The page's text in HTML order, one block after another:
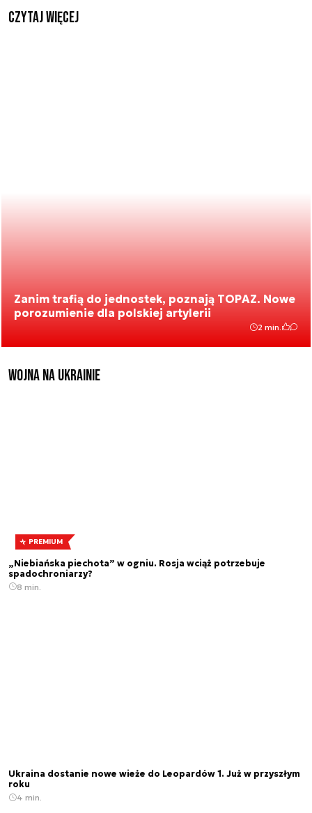
czytaj więcej
Zanim trafią do jednostek, poznają TOPAZ. Nowe
porozumienie dla polskiej artylerii
2 min.
Wojna na Ukrainie
PREMIUM
„Niebiańska piechota” w ogniu. Rosja wciąż potrzebuje
spadochroniarzy?
8 min.
Ukraina dostanie nowe wieże do Leopardów 1. Już w przyszłym
roku
4 min.